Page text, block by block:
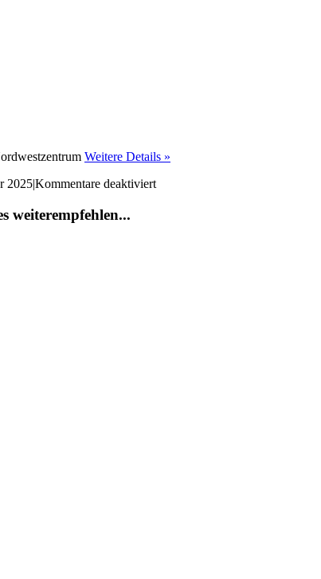
Weitere Details »
2025|Kommentare deaktiviertfür
weiterempfehlen...